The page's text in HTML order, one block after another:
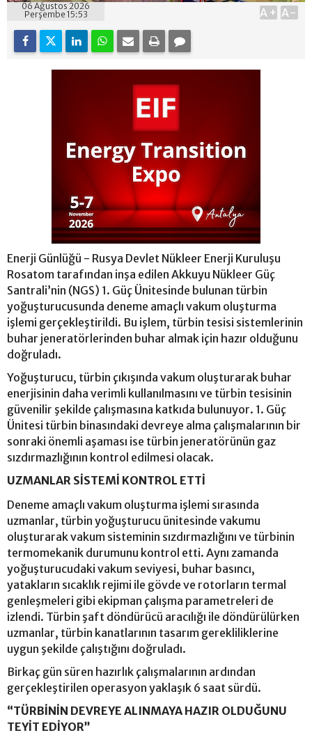
06 Ağustos 2026
Perşembe 15:53
A+ A-
Enerji Günlüğü - Rusya Devlet Nükleer Enerji Kuruluşu
Rosatom tarafından inşa edilen Akkuyu Nükleer Güç
Santrali’nin (NGS) 1. Güç Ünitesinde bulunan türbin
yoğuşturucusunda deneme amaçlı vakum oluşturma
işlemi gerçekleştirildi. Bu işlem, türbin tesisi sistemlerinin
buhar jeneratörlerinden buhar almak için hazır olduğunu
doğruladı.
Yoğuşturucu, türbin çıkışında vakum oluşturarak buhar
enerjisinin daha verimli kullanılmasını ve türbin tesisinin
güvenilir şekilde çalışmasına katkıda bulunuyor. 1. Güç
Ünitesi türbin binasındaki devreye alma çalışmalarının bir
sonraki önemli aşaması ise türbin jeneratörünün gaz
sızdırmazlığının kontrol edilmesi olacak.
UZMANLAR SİSTEMİ KONTROL ETTİ
Deneme amaçlı vakum oluşturma işlemi sırasında
uzmanlar, türbin yoğuşturucu ünitesinde vakumu
oluşturarak vakum sisteminin sızdırmazlığını ve türbinin
termomekanik durumunu kontrol etti. Aynı zamanda
yoğuşturucudaki vakum seviyesi, buhar basıncı,
yatakların sıcaklık rejimi ile gövde ve rotorların termal
genleşmeleri gibi ekipman çalışma parametreleri de
izlendi. Türbin şaft döndürücü aracılığı ile döndürülürken
uzmanlar, türbin kanatlarının tasarım gerekliliklerine
uygun şekilde çalıştığını doğruladı.
Birkaç gün süren hazırlık çalışmalarının ardından
gerçekleştirilen operasyon yaklaşık 6 saat sürdü.
“TÜRBİNİN DEVREYE ALINMAYA HAZIR OLDUĞUNU
TEYİT EDİYOR”